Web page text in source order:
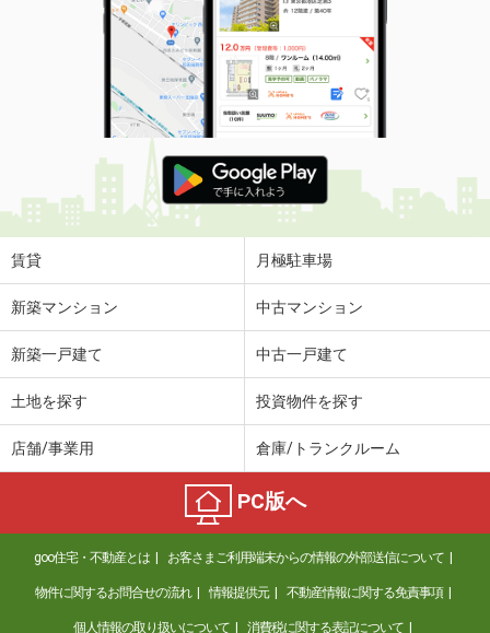
賃貸 月極駐車場
新築マンション 中古マンション
新築一戸建て 中古一戸建て
土地を探す 投資物件を探す
店舗/事業用 倉庫/トランクルーム
PC版へ
goo住宅・不動産とは お客さまご利用端末からの情報の外部送信について
物件に関するお問合せの流れ 情報提供元 不動産情報に関する免責事項
個人情報の取り扱いについて 消費税に関する表記について